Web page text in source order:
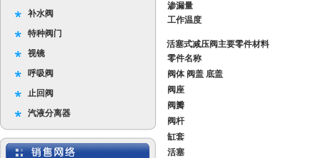
补水阀
特种阀门
视镜
呼吸阀
止回阀
汽液分离器
渗漏量
工作温度
活塞式减压阀主要零件材料
零件名称
阀体 阀盖 底盖
阀座
阀瓣
阀杆
缸套
活塞